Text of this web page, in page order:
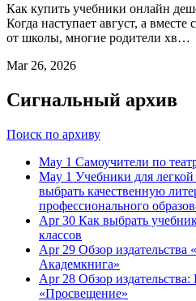
Как купить учебники онлайн
Когда наступает август, а
от школы, многие родители хв…
Mar 26, 2026
Сигнальный архив
Поиск по архиву
May 1 Самоучители по
May 1 Учебники для
выбрать качественную
профессионального
Apr 30 Как выбрать
классов
Apr 29 Обзор издательства
Академкнига»
Apr 28 Обзор
«Просвещение»